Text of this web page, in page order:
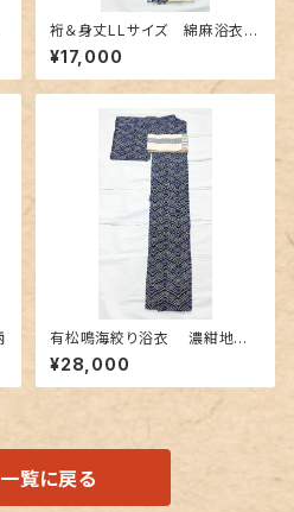
裄＆身丈LLサイズ 綿麻浴衣
クレマチスと麻の葉柄
¥17,000
有松鳴海絞り浴衣 濃紺地に
青海波柄
¥28,000
覧に戻る